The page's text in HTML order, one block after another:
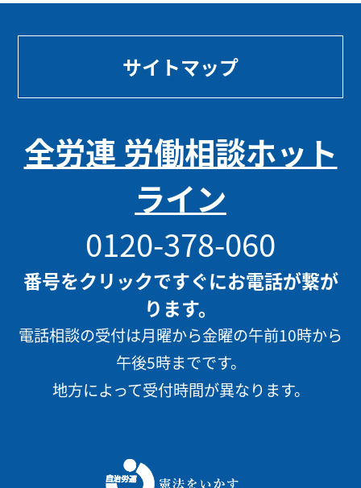
サイトマップ
全労連 労働相談ホット
ライン
0120-378-060
番号をクリックですぐにお電話が繋が
ります。
電話相談の受付は月曜から金曜の午前10時から
午後5時までです。
地方によって受付時間が異なります。